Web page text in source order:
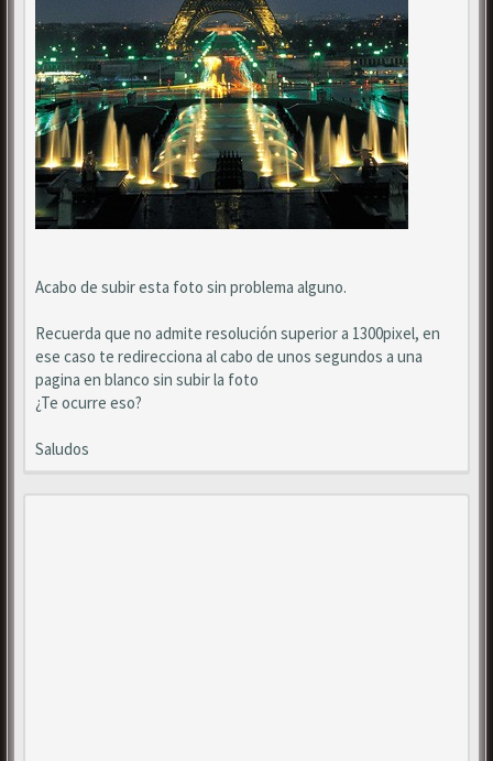
Acabo de subir esta foto sin problema alguno.
Recuerda que no admite resolución superior a 1300pixel, en
ese caso te redirecciona al cabo de unos segundos a una
pagina en blanco sin subir la foto
¿Te ocurre eso?
Saludos